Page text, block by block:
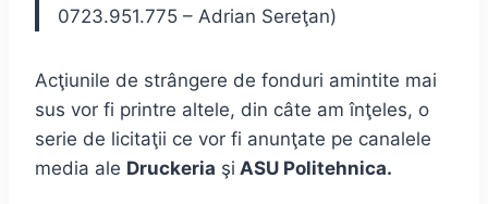
0723.951.775 – Adrian Sereţan)
Acţiunile de strângere de fonduri amintite mai
sus vor fi printre altele, din câte am înţeles, o
serie de licitaţii ce vor fi anunţate pe canalele
media ale Druckeria şi ASU Politehnica.